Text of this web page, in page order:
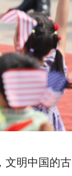
文明中国的古